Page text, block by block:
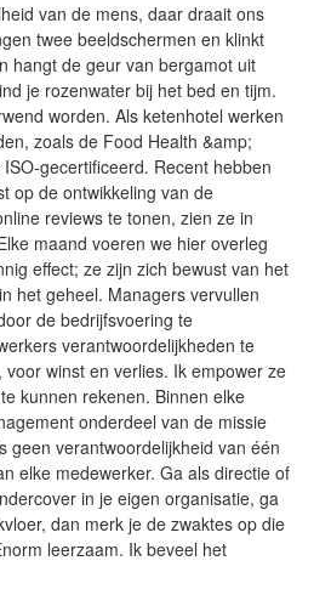
van de mens, daar draait ons
twee beeldschermen en klinkt
hangt de geur van bergamot uit
je rozenwater bij het bed en tijm.
worden. Als ketenhotel werken
zoals de Food Health &amp;
gecertificeerd. Recent hebben
op de ontwikkeling van de
reviews te tonen, zien ze in
maand voeren we hier overleg
effect; ze zijn zich bewust van het
het geheel. Managers vervullen
de bedrijfsvoering te
verantwoordelijkheden te
winst en verlies. Ik empower ze
kunnen rekenen. Binnen elke
onderdeel van de missie
geen verantwoordelijkheid van één
elke medewerker. Ga als directie of
in je eigen organisatie, ga
dan merk je de zwaktes op die
leerzaam. Ik beveel het